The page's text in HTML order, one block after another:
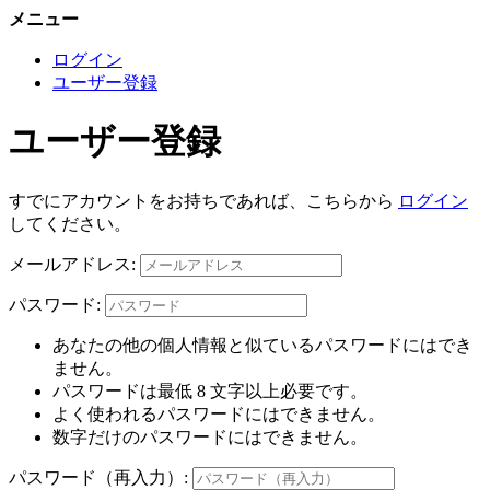
メニュー
ログイン
ユーザー登録
ユーザー登録
すでにアカウントをお持ちであれば、こちらから ログイン
してください。
メールアドレス:
パスワード:
あなたの他の個人情報と似ているパスワードにはでき
ません。
パスワードは最低 8 文字以上必要です。
よく使われるパスワードにはできません。
数字だけのパスワードにはできません。
パスワード（再入力）: